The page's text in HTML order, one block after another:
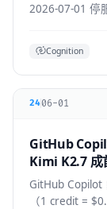
2026-07-01 停
Cognition
2406-01
GitHub
Kimi K2.7 成
GitHub Copilot
（1 credit =